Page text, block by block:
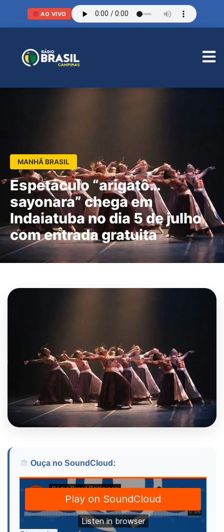
AO VIVO
MANHÃ BRASIL
Espetáculo “arigatô…
sayonara” chega em
Indaiatuba no dia 5 de julho
com entrada gratuita
Ouça no SoundCloud: